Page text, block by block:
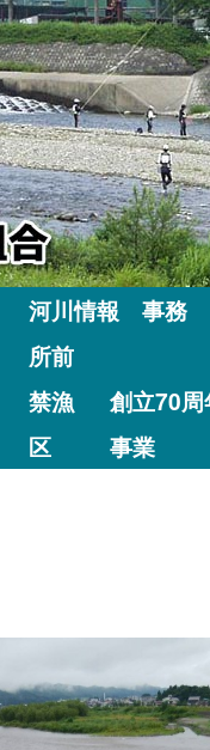
河川情報 事務
所前
禁漁
区
創立70
事業